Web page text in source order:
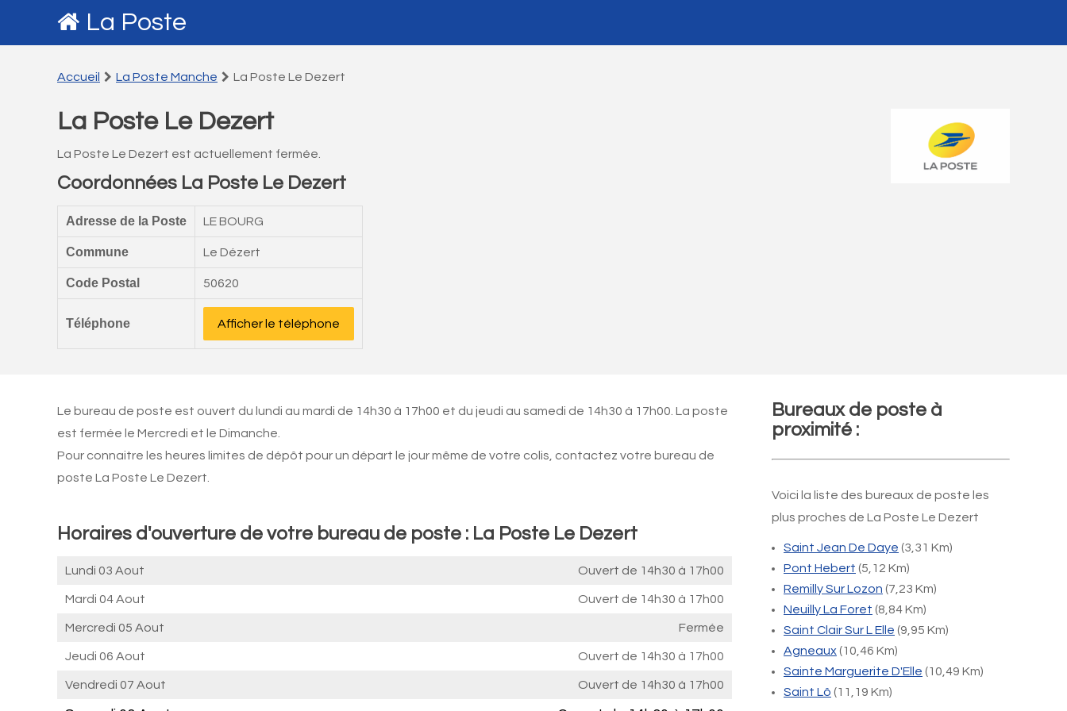
La Poste
Accueil La Poste Manche La Poste Le Dezert
La Poste Le Dezert
La Poste Le Dezert est actuellement fermée.
Coordonnées La Poste Le Dezert
Adresse de la Poste LE BOURG
Commune Le Dézert
Code Postal 50620
Téléphone Afficher le téléphone
Le bureau de poste est ouvert du lundi au mardi de 14h30 à 17h00 et du jeudi au samedi de 14h30 à 17h00. La poste
est fermée le Mercredi et le Dimanche.
Pour connaitre les heures limites de dépôt pour un départ le jour même de votre colis, contactez votre bureau de
poste La Poste Le Dezert.
Horaires d'ouverture de votre bureau de poste : La Poste Le Dezert
Lundi 03 Aout Ouvert de 14h30 à 17h00
Mardi 04 Aout Ouvert de 14h30 à 17h00
Mercredi 05 Aout Fermée
Jeudi 06 Aout Ouvert de 14h30 à 17h00
Vendredi 07 Aout Ouvert de 14h30 à 17h00
Bureaux de poste à
proximité :
Voici la liste des bureaux de poste les
plus proches de La Poste Le Dezert
Saint Jean De Daye (3,31 Km)
Pont Hebert (5,12 Km)
Remilly Sur Lozon (7,23 Km)
Neuilly La Foret (8,84 Km)
Saint Clair Sur L Elle (9,95 Km)
Agneaux(10,46 Km)
Sainte Marguerite D'Elle (10,49 Km)
Saint Lô (11,19 Km)